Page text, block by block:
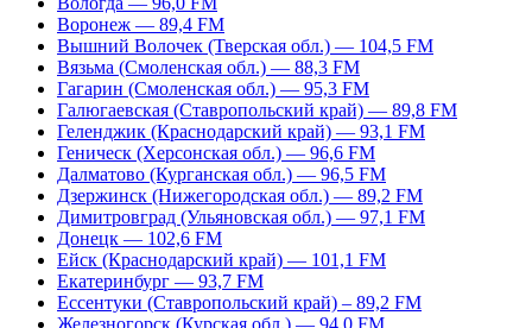
Воронеж — 89,4 FM
Вышний Волочек (Тверская обл.) — 104,5 FM
Вязьма (Смоленская обл.) — 88,3 FM
Гагарин (Смоленская обл.) — 95,3 FM
Галюгаевская (Ставропольский край) — 89,8 FM
Геленджик (Краснодарский край) — 93,1 FM
Геническ (Херсонская обл.) — 96,6 FM
Далматово (Курганская обл.) — 96,5 FM
Дзержинск (Нижегородская обл.) — 89,2 FM
Димитровград (Ульяновская обл.) — 97,1 FM
Донецк — 102,6 FM
Ейск (Краснодарский край) — 101,1 FM
Екатеринбург — 93,7 FM
Ессентуки (Ставропольский край) – 89,2 FM
Железногорск (Курская обл.) — 94,0 FM